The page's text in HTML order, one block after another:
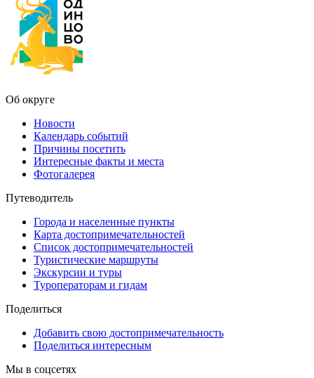
Об округе
Новости
Календарь событий
Причины посетить
Интересные факты и места
Фотогалерея
Путеводитель
Города и населенные пункты
Карта достопримечательностей
Список достопримечательностей
Туристические маршруты
Экскурсии и туры
Туроператорам и гидам
Поделиться
Добавить свою достопримечательность
Поделиться интересным
Мы в соцсетях